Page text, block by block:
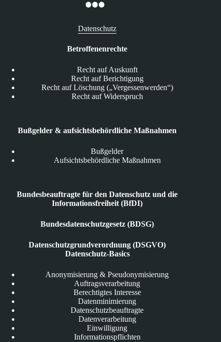
Datenschutz
Betroffenenrechte
Recht auf Auskunft
Recht auf Berichtigung
Recht auf Löschung („Vergessenwerden“)
Recht auf Widerspruch
Bußgelder & aufsichtsbehördliche Maßnahmen
Bußgelder
Aufsichtsbehördliche Maßnahmen
Bundesbeauftragte für den Datenschutz und die
Informationsfreiheit (BfDI)
Bundesdatenschutzgesetz (BDSG)
Datenschutzgrundverordnung (DSGVO)
Datenschutz-Basics
Anonymisierung & Pseudonymisierung
Auftragsverarbeitung
Berechtigtes Interesse
Datenminimierung
Datenschutzbeauftragte
Datenverarbeitung
Einwilligung
Informationspflichten